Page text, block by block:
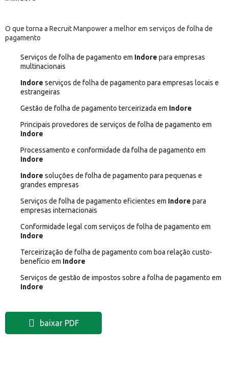
O que torna a Recruit Manpower a melhor em serviços de folha de
pagamento
Serviços de folha de pagamento em Indore para empresas
multinacionais
Indore serviços de folha de pagamento para empresas locais e
estrangeiras
Gestão de folha de pagamento terceirizada em Indore
Principais provedores de serviços de folha de pagamento em
Indore
Processamento e conformidade da folha de pagamento em
Indore
Indore soluções de folha de pagamento para pequenas e
grandes empresas
Serviços de folha de pagamento eficientes em Indore para
empresas internacionais
Conformidade legal com serviços de folha de pagamento em
Indore
Terceirização de folha de pagamento com boa relação custo-
benefício em Indore
Serviços de gestão de impostos sobre a folha de pagamento em
Indore
baixar PDF